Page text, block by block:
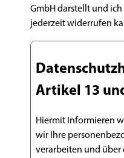
GmbH darstellt und
jederzeit widerrufen
Artikel 13
Hiermit Informieren
wir Ihre
verarbeiten und über